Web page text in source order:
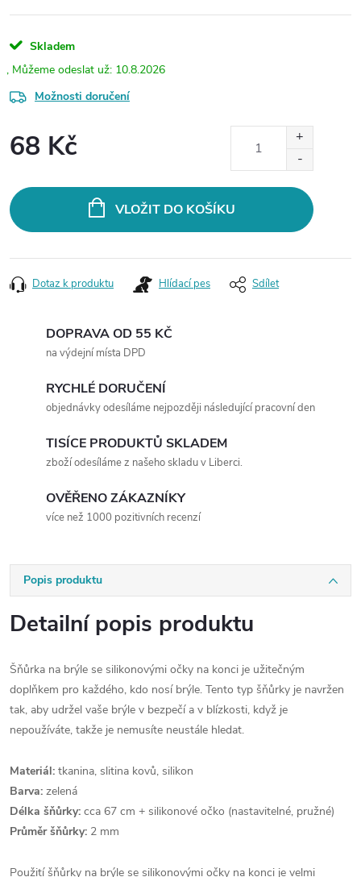
Skladem
10.8.2026
Možnosti doručení
68 Kč
VLOŽIT DO KOŠÍKU
Dotaz k produktu Hlídací pes Sdílet
DOPRAVA OD 55 KČ
na výdejní místa DPD
RYCHLÉ DORUČENÍ
objednávky odesíláme nejpozději následující pracovní den
TISÍCE PRODUKTŮ SKLADEM
zboží odesíláme z našeho skladu v Liberci.
OVĚŘENO ZÁKAZNÍKY
více než 1000 pozitivních recenzí
Popis produktu
Detailní popis produktu
Šňůrka na brýle se silikonovými očky na konci je užitečným
doplňkem pro každého, kdo nosí brýle. Tento typ šňůrky je navržen
tak, aby udržel vaše brýle v bezpečí a v blízkosti, když je
nepoužíváte, takže je nemusíte neustále hledat.
Materiál: tkanina, slitina kovů, silikon
Barva: zelená
Délka šňůrky: cca 67 cm + silikonové očko (nastavitelné, pružné)
Průměr šňůrky: 2 mm
Použití šňůrky na brýle se silikonovými očky na konci je velmi